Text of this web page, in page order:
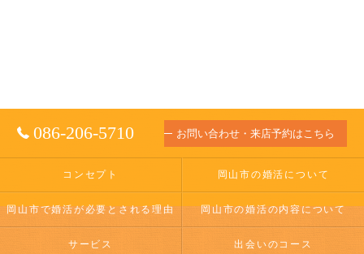
086-206-5710 お問い合わせ・来店予約はこちら
コンセプト 岡山市の婚活について
岡山市で婚活が必要とされる理由 岡山市の婚活の内容について
サービス 出会いのコース